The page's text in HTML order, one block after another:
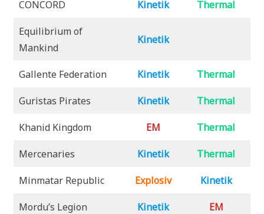
CONCORD Kinetik Thermal
Equilibrium of
Mankind
Kinetik
Gallente Federation Kinetik Thermal
Guristas Pirates Kinetik Thermal
Khanid Kingdom EM Thermal
Mercenaries Kinetik Thermal
Minmatar Republic Explosiv Kinetik
Mordu’s Legion Kinetik EM